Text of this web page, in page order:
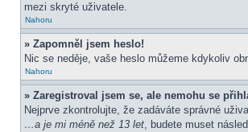
mezi skryté uživatele.
Nahoru
» Zapomněl jsem heslo!
Nic se neděje, vaše heslo můžeme kdykoliv
Nahoru
» Zaregistroval jsem se, ale nemohu se
Nejprve zkontrolujte, že zadáváte správné
…a je mi méně než 13 let, budete muset